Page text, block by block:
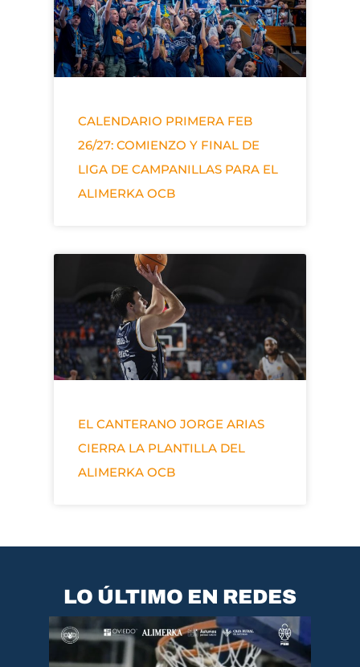
CALENDARIO PRIMERA FEB
26/27: COMIENZO Y FINAL DE
LIGA DE CAMPANILLAS PARA EL
ALIMERKA OCB
EL CANTERANO JORGE ARIAS
CIERRA LA PLANTILLA DEL
ALIMERKA OCB
LO ÚLTIMO EN REDES